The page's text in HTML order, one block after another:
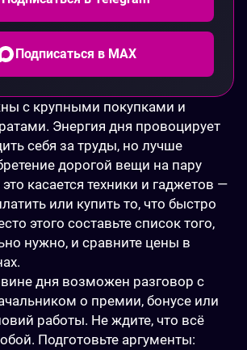
Подписаться в MAX
с крупными покупками и
Энергия дня провоцирует
себя за труды, но лучше
дорогой вещи на пару
касается техники и гаджетов —
или купить то, что быстро
этого составьте список того,
нужно, и сравните цены в
дня возможен разговор с
о премии, бонусе или
работы. Не ждите, что всё
Подготовьте аргументы: